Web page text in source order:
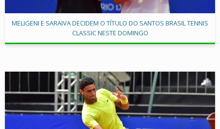
MELIGENI E SARAIVA DECIDEM O TÍTULO DO SANTOS BRASIL TENNIS
CLASSIC NESTE DOMINGO